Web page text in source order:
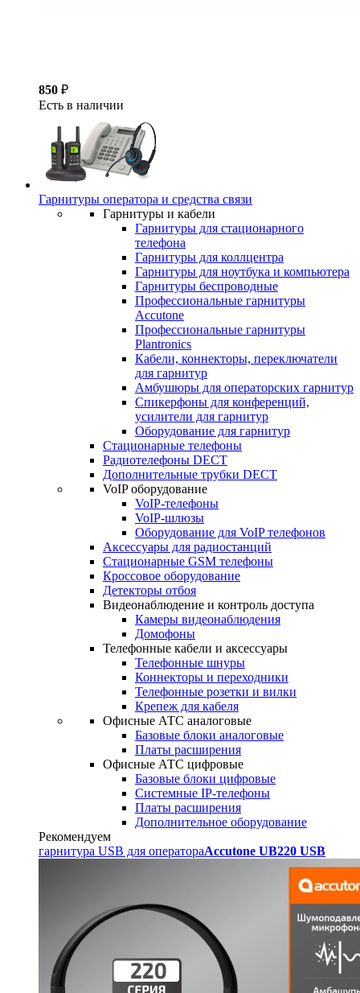
850 ₽
Есть в наличии
Гарнитуры оператора и средства связи
Гарнитуры и кабели
Гарнитуры для стационарного
телефона
Гарнитуры для коллцентра
Гарнитуры для ноутбука и компьютера
Гарнитуры беспроводные
Профессиональные гарнитуры
Accutone
Профессиональные гарнитуры
Plantronics
Кабели, коннекторы, переключатели
для гарнитур
Амбушюры для операторских гарнитур
Cпикерфоны для конференций,
усилители для гарнитур
Оборудование для гарнитур
Стационарные телефоны
Радиотелефоны DECT
Дополнительные трубки DECT
VoIP оборудование
VoIP-телефоны
VoIP-шлюзы
Оборудование для VoIP телефонов
Аксессуары для радиостанций
Стационарные GSM телефоны
Кроссовое оборудование
Детекторы отбоя
Видеонаблюдение и контроль доступа
Камеры видеонаблюдения
Домофоны
Телефонные кабели и аксессуары
Телефонные шнуры
Коннекторы и переходники
Телефонные розетки и вилки
Крепеж для кабеля
Офисные АТС аналоговые
Базовые блоки аналоговые
Платы расширения
Офисные АТС цифровые
Базовые блоки цифровые
Системные IP-телефоны
Платы расширения
Дополнительное оборудование
Рекомендуем
гарнитура USB для оператораAccutone UB220 USB